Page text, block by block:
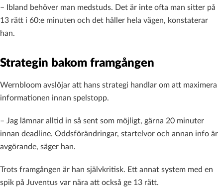
– Ibland behöver man medstuds. Det är inte ofta man sitter på
13 rätt i 60:e minuten och det håller hela vägen, konstaterar
han.
Strategin bakom framgången
Wernbloom avslöjar att hans strategi handlar om att maximera
informationen innan spelstopp.
– Jag lämnar alltid in så sent som möjligt, gärna 20 minuter
innan deadline. Oddsförändringar, startelvor och annan info är
avgörande, säger han.
Trots framgången är han självkritisk. Ett annat system med en
spik på Juventus var nära att också ge 13 rätt.